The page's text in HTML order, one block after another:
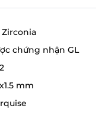
chứng nhận GL
mm